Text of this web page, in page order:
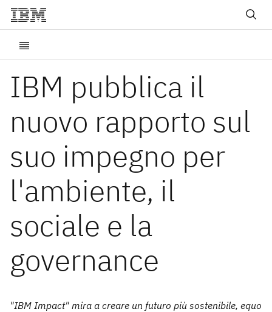
IBM pubblica il
nuovo rapporto sul
suo impegno per
l'ambiente, il
sociale e la
governance
"IBM Impact" mira a creare un futuro più sostenibile, equo